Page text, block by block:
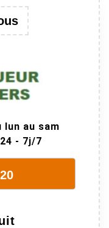
une branche
trop lourde et
donc
son équipes
connaissent
métier, c'est
juste une
lun au sam
- 7j/7